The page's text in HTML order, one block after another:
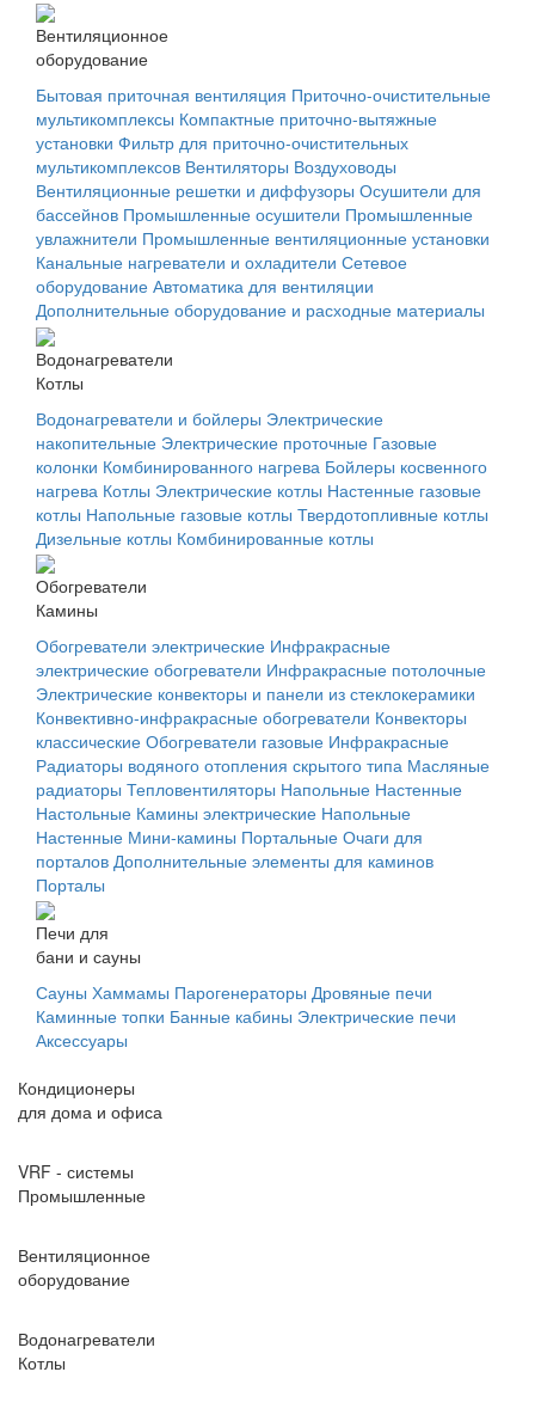
Вентиляционное
оборудование
Бытовая приточная вентиляция Приточно-очистительные
мультикомплексы Компактные приточно-вытяжные
установки Фильтр для приточно-очистительных
мультикомплексов Вентиляторы Воздуховоды
Вентиляционные решетки и диффузоры Осушители для
бассейнов Промышленные осушители Промышленные
увлажнители Промышленные вентиляционные установки
Канальные нагреватели и охладители Сетевое
оборудование Автоматика для вентиляции
Дополнительные оборудование и расходные материалы
Водонагреватели
Котлы
Водонагреватели и бойлеры Электрические
накопительные Электрические проточные Газовые
колонки Комбинированного нагрева Бойлеры косвенного
нагрева Котлы Электрические котлы Настенные газовые
котлы Напольные газовые котлы Твердотопливные котлы
Дизельные котлы Комбинированные котлы
Обогреватели
Камины
Обогреватели электрические Инфракрасные
электрические обогреватели Инфракрасные потолочные
Электрические конвекторы и панели из стеклокерамики
Конвективно-инфракрасные обогреватели Конвекторы
классические Обогреватели газовые Инфракрасные
Радиаторы водяного отопления скрытого типа Масляные
радиаторы Тепловентиляторы Напольные Настенные
Настольные Камины электрические Напольные
Настенные Мини-камины Портальные Очаги для
порталов Дополнительные элементы для каминов
Порталы
Печи для
бани и сауны
Сауны Хаммамы Парогенераторы Дровяные печи
Каминные топки Банные кабины Электрические печи
Аксессуары
Кондиционеры
для дома и офиса
VRF - системы
Промышленные
Вентиляционное
оборудование
Водонагреватели
Котлы